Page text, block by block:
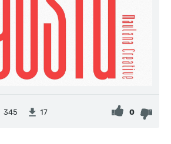
345 17 0